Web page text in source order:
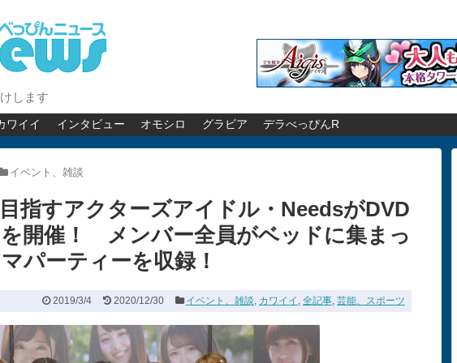
します
ワイイ インタビュー オモシロ グラビア デラべっぴんR
イベント、雑談
指すアクターズアイドル・NeedsがDVD
開催！ メンバー全員がベッドに集まっ
パーティーを収録！
2019/3/4 2020/12/30 イベント、雑談, カワイイ , 全記事, 芸能、スポーツ